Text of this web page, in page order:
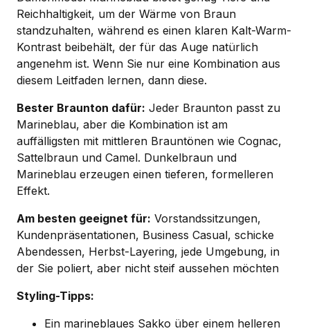
Reichhaltigkeit, um der Wärme von Braun
standzuhalten, während es einen klaren Kalt-Warm-
Kontrast beibehält, der für das Auge natürlich
angenehm ist. Wenn Sie nur eine Kombination aus
diesem Leitfaden lernen, dann diese.
Bester Braunton dafür: Jeder Braunton passt zu
Marineblau, aber die Kombination ist am
auffälligsten mit mittleren Brauntönen wie Cognac,
Sattelbraun und Camel. Dunkelbraun und
Marineblau erzeugen einen tieferen, formelleren
Effekt.
Am besten geeignet für: Vorstandssitzungen,
Kundenpräsentationen, Business Casual, schicke
Abendessen, Herbst-Layering, jede Umgebung, in
der Sie poliert, aber nicht steif aussehen möchten
Styling-Tipps:
Ein marineblaues Sakko über einem helleren